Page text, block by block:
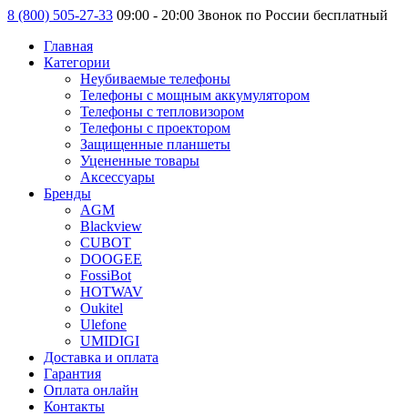
8 (800) 505-27-33 09:00 - 20:00 Звонок по России бесплатный
Главная
Категории
Неубиваемые телефоны
Телефоны с мощным аккумулятором
Телефоны с тепловизором
Телефоны с проектором
Защищенные планшеты
Уцененные товары
Аксессуары
Бренды
AGM
Blackview
CUBOT
DOOGEE
FossiBot
HOTWAV
Oukitel
Ulefone
UMIDIGI
Доставка и оплата
Гарантия
Оплата онлайн
Контакты